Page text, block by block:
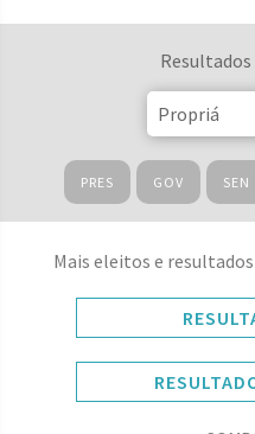
PRES GOV SEN
Mais eleitos e